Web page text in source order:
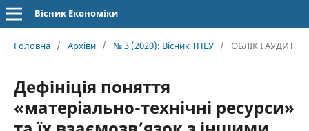
Вісник Економіки
Головна / Архіви / № 3 (2020): Вісник ТНЕУ / ОБЛІК І АУДИТ
Дефініція поняття
«матеріально-технічні ресурси»